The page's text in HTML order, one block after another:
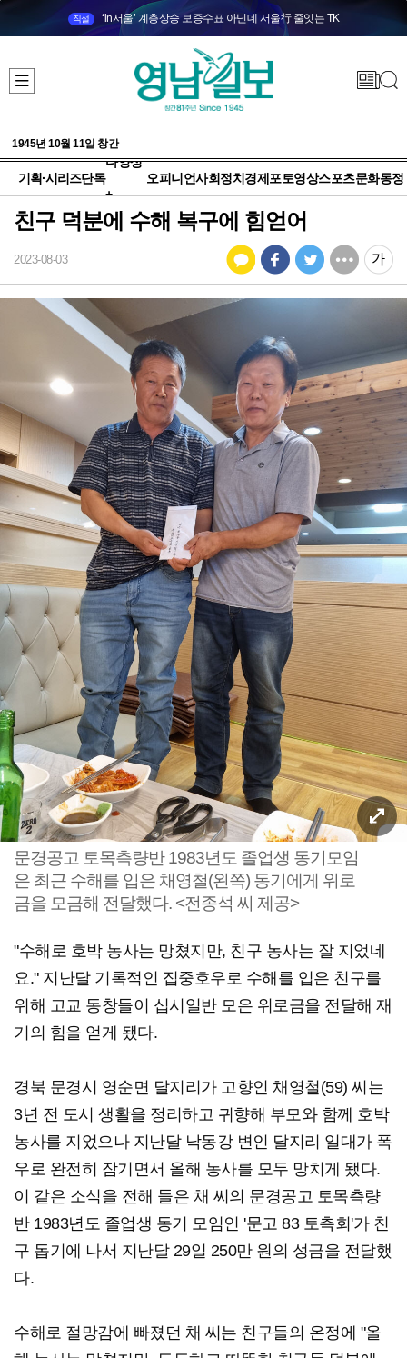
직설 ‘in서울’ 계층상승 보증수표 아닌데 서울行 줄잇는 TK
1945년 10월 11일 창간
기획·시리즈단독
다양성
+
오피니언사회정치 경제 포토영상스포츠문화동정
친구 덕분에 수해 복구에 힘얻어
2023-08-03
문경공고 토목측량반 1983년도 졸업생 동기모임
은 최근 수해를 입은 채영철(왼쪽) 동기에게 위로
금을 모금해 전달했다. <전종석 씨 제공>
"수해로 호박 농사는 망쳤지만, 친구 농사는 잘 지었네
요." 지난달 기록적인 집중호우로 수해를 입은 친구를
위해 고교 동창들이 십시일반 모은 위로금을 전달해 재
기의 힘을 얻게 됐다.
경북 문경시 영순면 달지리가 고향인 채영철(59) 씨는
3년 전 도시 생활을 정리하고 귀향해 부모와 함께 호박
농사를 지었으나 지난달 낙동강 변인 달지리 일대가 폭
우로 완전히 잠기면서 올해 농사를 모두 망치게 됐다.
이 같은 소식을 전해 들은 채 씨의 문경공고 토목측량
반 1983년도 졸업생 동기 모임인 '문고 83 토측회'가 친
구 돕기에 나서 지난달 29일 250만 원의 성금을 전달했
다.
수해로 절망감에 빠졌던 채 씨는 친구들의 온정에 "올